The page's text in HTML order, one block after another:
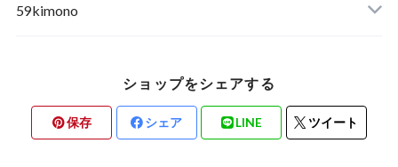
59kimono
ショップをシェアする
保存 シェア LINE ツイート